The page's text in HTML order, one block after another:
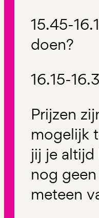
15.45-
doen?
16.15-
Prijzen
mogelijk
jij je
nog
meteen